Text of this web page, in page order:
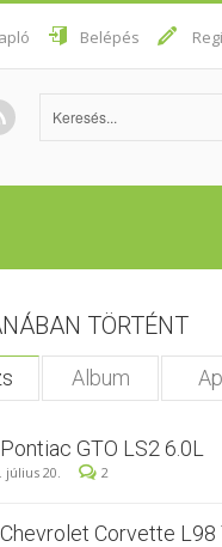
Belépés
TÖRTÉNT
Album
GTO LS2 6.0L
július 20. 2
Corvette L98